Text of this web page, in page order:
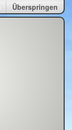
Überspringen